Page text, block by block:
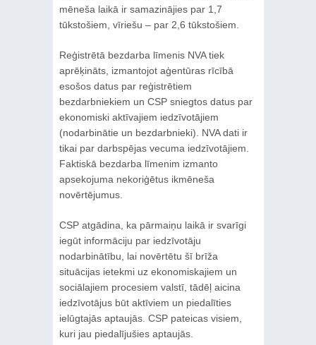
mēneša laikā ir samazinājies par 1,7
tūkstošiem, vīriešu – par 2,6 tūkstošiem.
Reģistrētā bezdarba līmenis NVA tiek
aprēķināts, izmantojot aģentūras rīcībā
esošos datus par reģistrētiem
bezdarbniekiem un CSP sniegtos datus par
ekonomiski aktīvajiem iedzīvotājiem
(nodarbinātie un bezdarbnieki). NVA dati ir
tikai par darbspējas vecuma iedzīvotājiem.
Faktiskā bezdarba līmenim izmanto
apsekojuma nekoriģētus ikmēneša
novērtējumus.
CSP atgādina, ka pārmaiņu laikā ir svarīgi
iegūt informāciju par iedzīvotāju
nodarbinātību, lai novērtētu šī brīža
situācijas ietekmi uz ekonomiskajiem un
sociālajiem procesiem valstī, tādēļ aicina
iedzīvotājus būt aktīviem un piedalīties
ielūgtajās aptaujās. CSP pateicas visiem,
kuri jau piedalījušies aptaujās.